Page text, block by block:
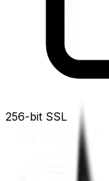
256-bit SSL